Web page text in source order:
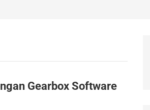
Gearbox Software